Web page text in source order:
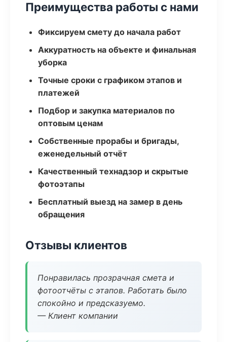
Преимущества работы с нами
Фиксируем смету до начала работ
Аккуратность на объекте и финальная
уборка
Точные сроки с графиком этапов и
платежей
Подбор и закупка материалов по
оптовым ценам
Собственные прорабы и бригады,
еженедельный отчёт
Качественный технадзор и скрытые
фотоэтапы
Бесплатный выезд на замер в день
обращения
Отзывы клиентов
Понравилась прозрачная смета и
фотоотчёты с этапов. Работать было
спокойно и предсказуемо.
— Клиент компании